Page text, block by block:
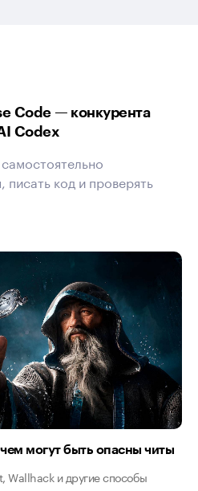
Code — конкурента
Codex
писать код и проверять
могут быть опасны читы
Wallhack и другие способы